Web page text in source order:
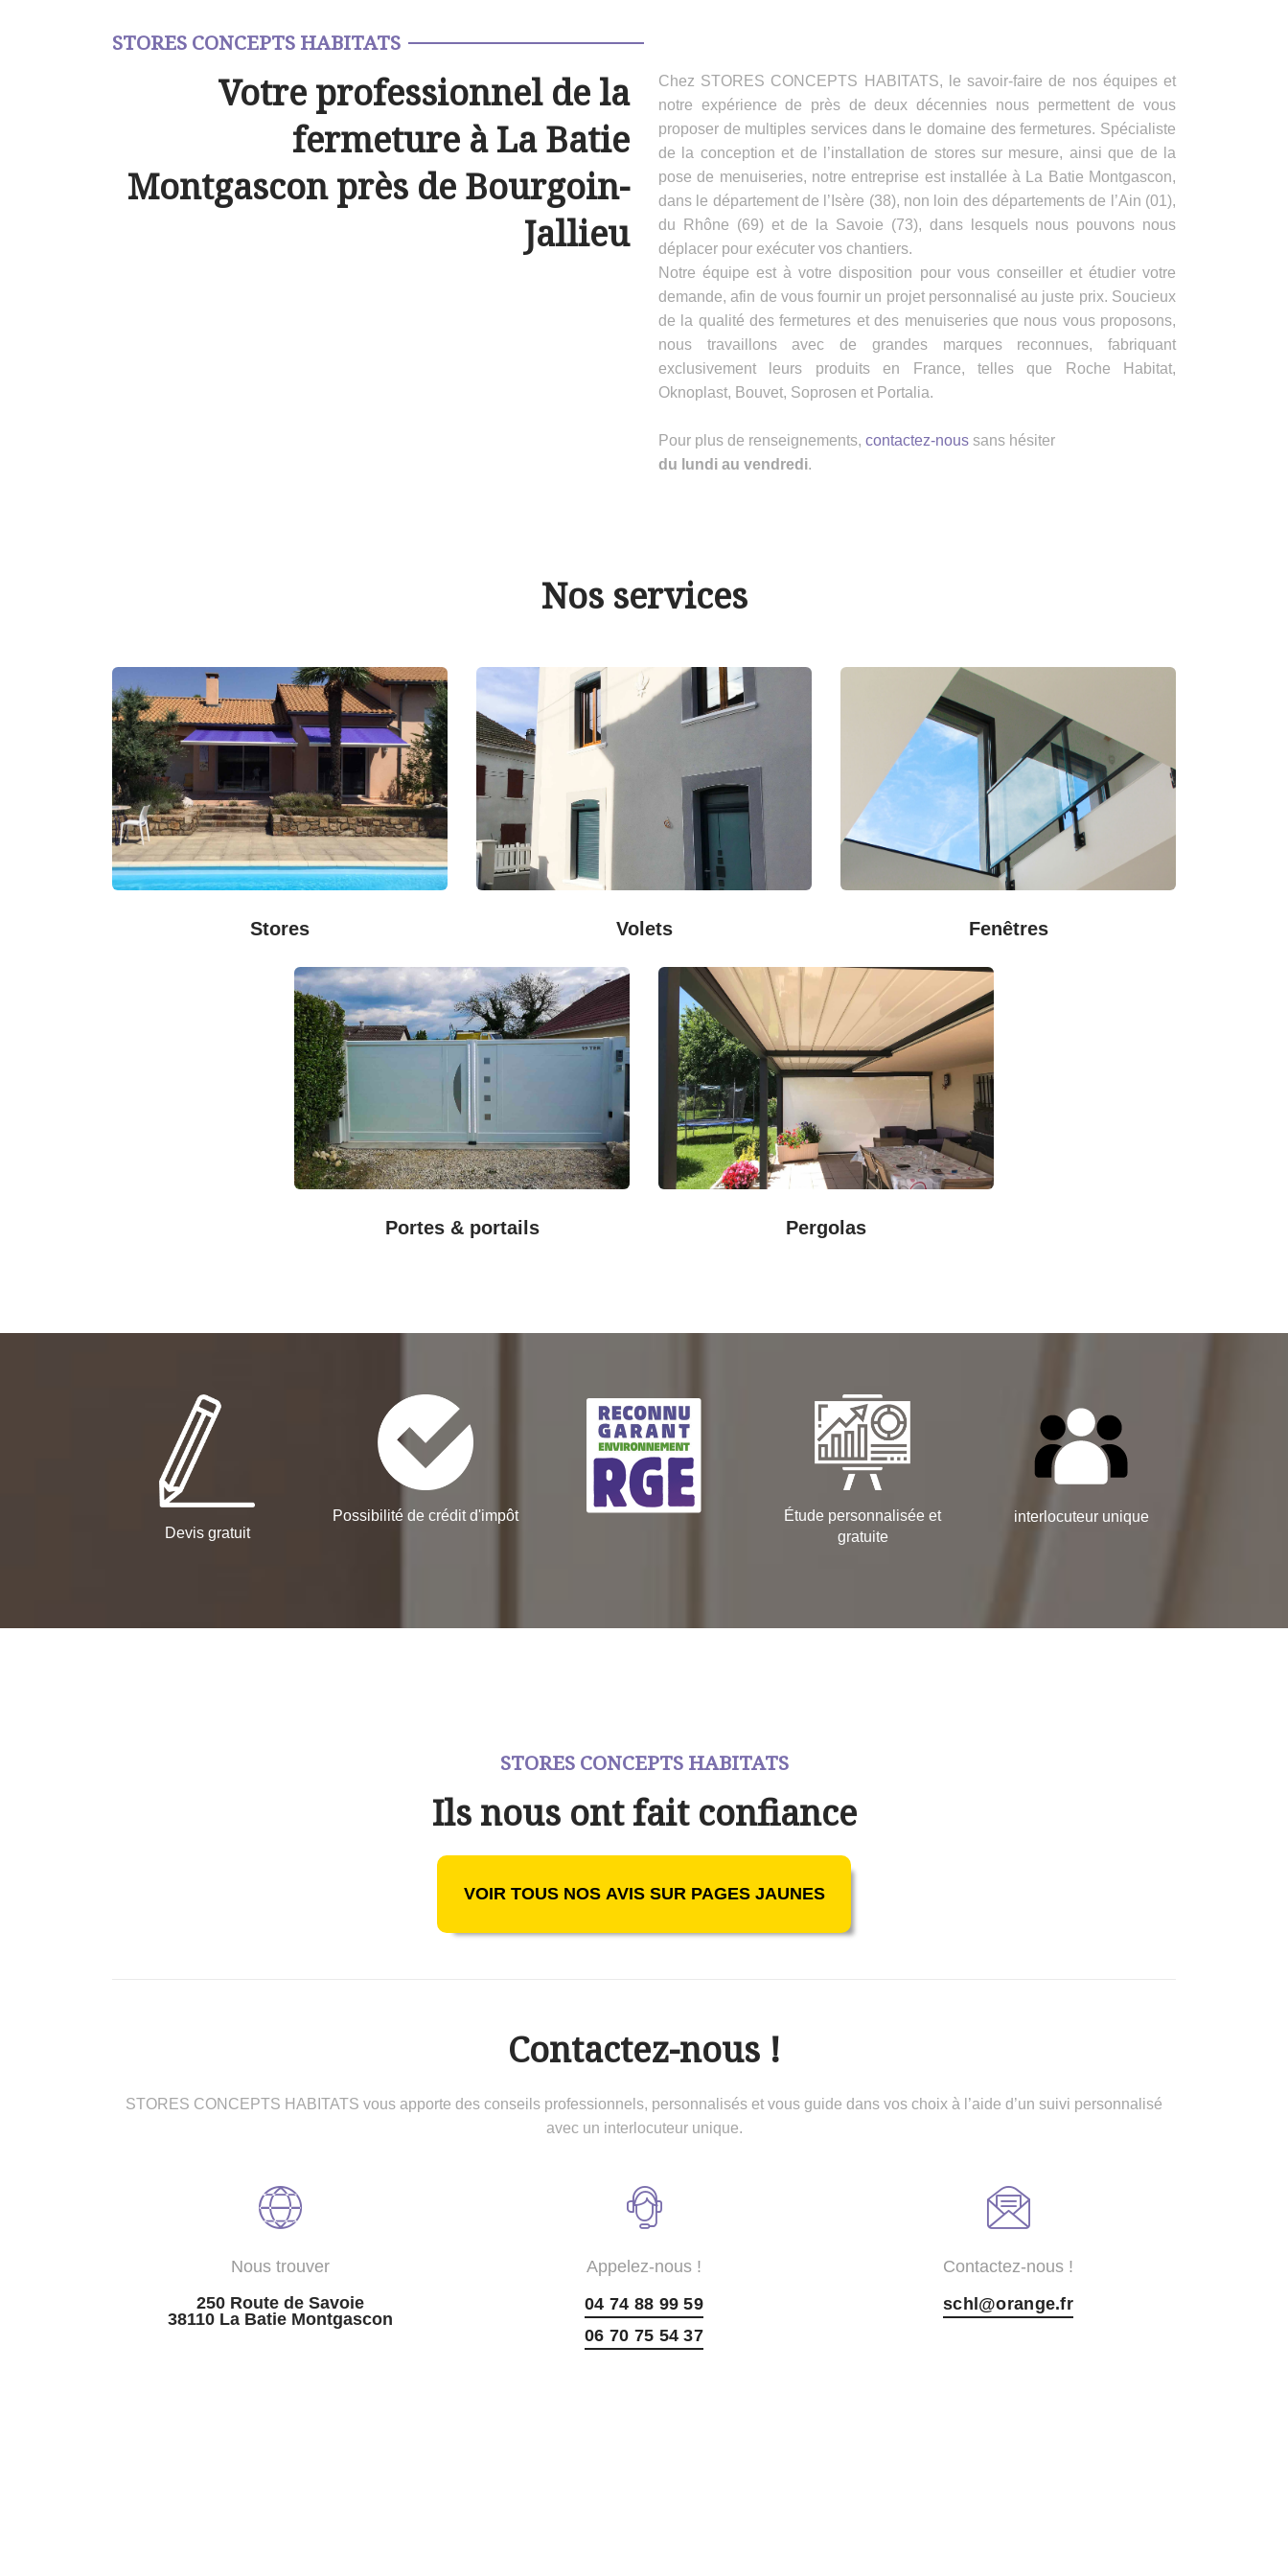
STORES CONCEPTS HABITATS
Votre professionnel de la
fermeture à La Batie
Montgascon près de Bourgoin-
Jallieu
Chez STORES CONCEPTS HABITATS, le savoir-faire de nos équipes et
notre expérience de près de deux décennies nous permettent de vous
proposer de multiples services dans le domaine des fermetures. Spécialiste
de la conception et de l’installation de stores sur mesure, ainsi que de la
pose de menuiseries, notre entreprise est installée à La Batie Montgascon,
dans le département de l’Isère (38), non loin des départements de l’Ain (01),
du Rhône (69) et de la Savoie (73), dans lesquels nous pouvons nous
déplacer pour exécuter vos chantiers.
Notre équipe est à votre disposition pour vous conseiller et étudier votre
demande, afin de vous fournir un projet personnalisé au juste prix. Soucieux
de la qualité des fermetures et des menuiseries que nous vous proposons,
nous travaillons avec de grandes marques reconnues, fabriquant
exclusivement leurs produits en France, telles que Roche Habitat,
Oknoplast, Bouvet, Soprosen et Portalia.
Pour plus de renseignements, contactez-nous sans hésiter
du lundi au vendredi.
Nos services
Stores Volets Fenêtres
Portes & portails Pergolas
Devis gratuit
Possibilité de crédit d'impôt
Étude personnalisée et
gratuite
interlocuteur unique
STORES CONCEPTS HABITATS
Ils nous ont fait confiance
VOIR TOUS NOS AVIS SUR PAGES JAUNES
Contactez-nous !
STORES CONCEPTS HABITATS vous apporte des conseils professionnels, personnalisés et vous guide dans vos choix à l’aide d’un suivi personnalisé
avec un interlocuteur unique.
Nous trouver
250 Route de Savoie
38110 La Batie Montgascon
Appelez-nous !
04 74 88 99 59
06 70 75 54 37
Contactez-nous !
schl@orange.fr